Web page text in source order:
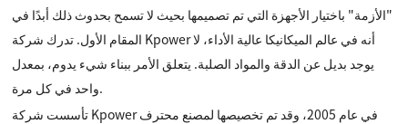
"الأزمة" باختيار الأجهزة التي تم تصميمها بحيث لا تسمح بحدوث ذلك أبدًا في
المقام الأول. تدرك شركة Kpower أنه في عالم الميكانيكا عالية الأداء، لا
يوجد بديل عن الدقة والمواد الصلبة. يتعلق الأمر ببناء شيء يدوم، بمعدل
واحد في كل مرة.
تأسست شركة Kpower في عام 2005، وقد تم تخصيصها لمصنع محترف